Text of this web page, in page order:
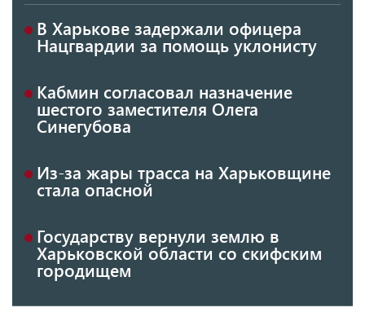
В Харькове задержали офицера
Нацгвардии за помощь уклонисту
Кабмин согласовал назначение
шестого заместителя Олега
Синегубова
Из-за жары трасса на Харьковщине
стала опасной
Государству вернули землю в
Харьковской области со скифским
городищем